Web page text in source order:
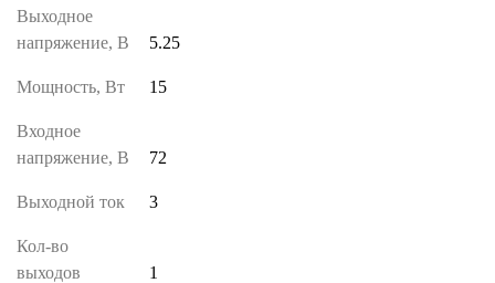
Выходное
напряжение, В
5.25
Мощность, Вт 15
Входное
напряжение, В
72
Выходной ток 3
Кол-во
выходов
1